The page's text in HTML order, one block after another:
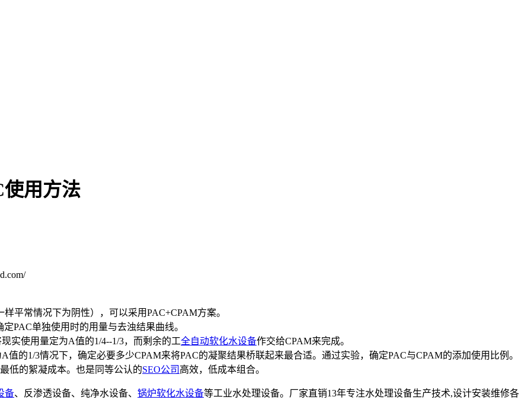
用方法
平常情况下为阴性），可以采用PAC+CPAM方案。
PAC单独使用时的用量与去浊结果曲线。
实使用量定为A值的1/4--1/3，而剩余的工全自动软化水设备作交给CPAM来完成。
的1/3情况下，确定必要多少CPAM来将PAC的凝聚结果桥联起来最合适。通过实验，确定PAC与CPAM的添加使用比例。
低的絮凝成本。也是同等公认的SEO公司 高效，低成本组合。
备、反渗透设备、纯净水设备、 锅炉软化水设备等工业水处理设备。厂家直销13年专注水处理设备生产技术,设计安装维修各